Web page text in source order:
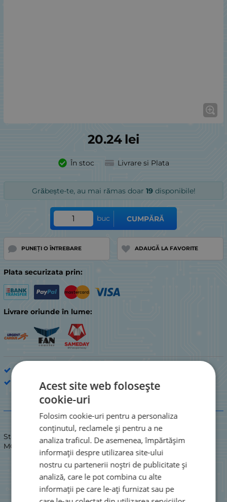
20.24 lei
În stoc Livrare si Plata
Grăbește-te, au mai rămas doar 19disponibile!
buc CUMPĂRĂ
PUNEȚI O ÎNTREBARE ADAUGĂ LA FAVORITE
Plata securizata prin:
Livrare oriunde în lume:
Tranzistoare NFET < 200 V
Descriere
Stare: NOU / NOU
MOS-N-FET Vdss=75V Idss=170A Rds(pornit)=4.5mR 330W
Acest site web folosește
cookie-uri
Folosim cookie-uri pentru a personaliza
conținutul, reclamele și pentru a ne
analiza traficul. De asemenea, împărtășim
informații despre utilizarea site-ului
nostru cu partenerii noștri de publicitate și
analiză, care le pot combina cu alte
informații pe care le-ați furnizat sau pe